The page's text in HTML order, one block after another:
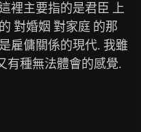
裡主要指的是君臣 上
對婚姻 對家庭 的那
雇傭關係的現代. 我雖
有種無法體會的感覺.